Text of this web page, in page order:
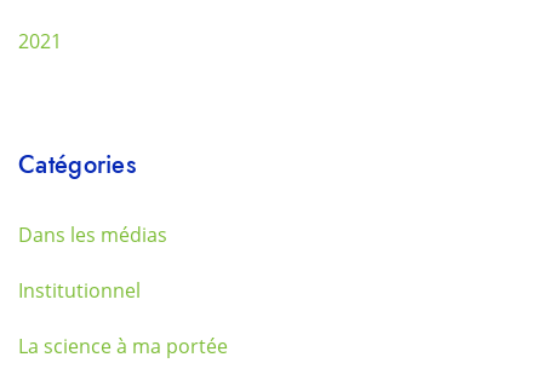
2021
Catégories
Dans les médias
Institutionnel
La science à ma portée